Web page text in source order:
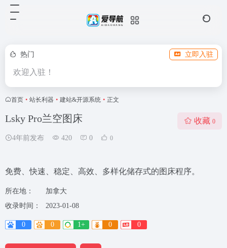
热门 立即入驻
欢迎入驻！
首页 • 站长利器 • 建站&开源系统 • 正文
Lsky Pro兰空图床
4年前发布 420 0 0
收藏 0
免费、快速、稳定、高效、多样化储存式的图床程序。
所在地：
加拿大
收录时间：
2023-01-08
0 0 1+ 0 0